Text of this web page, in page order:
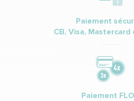
Paiement
CB, Visa, Mastercard
Paiement